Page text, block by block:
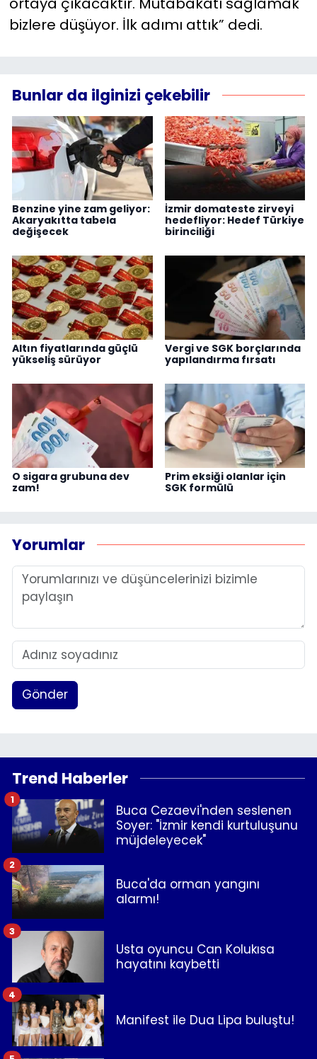
bizlere düşüyor. İlk adımı attık” dedi.
Bunlar da ilginizi çekebilir
Benzine yine zam geliyor:
Akaryakıtta tabela
değişecek
İzmir domateste zirveyi
hedefliyor: Hedef Türkiye
birinciliği
Altın fiyatlarında güçlü
yükseliş sürüyor
Vergi ve SGK borçlarında
yapılandırma fırsatı
O sigara grubuna dev
zam!
Prim eksiği olanlar için
SGK formülü
Yorumlar
Gönder
Trend Haberler
Buca Cezaevi'nden seslenen
Soyer: "İzmir kendi kurtuluşunu
müjdeleyecek"
1
Buca'da orman yangını
alarmı!
2
Usta oyuncu Can Kolukısa
hayatını kaybetti
3
Manifest ile Dua Lipa buluştu!
4